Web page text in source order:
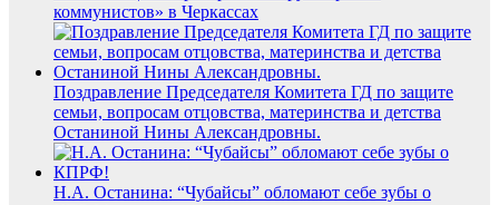
коммунистов» в Черкассах
Поздравление Председателя Комитета ГД по защите
семьи, вопросам отцовства, материнства и детства
Останиной Нины Александровны.
Н.А. Останина: “Чубайсы” обломают себе зубы о